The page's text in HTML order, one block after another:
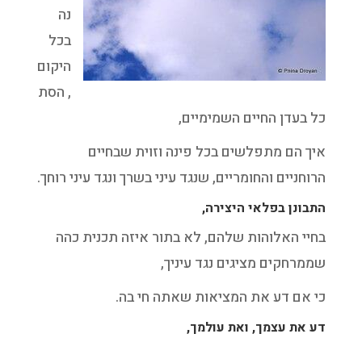
נה
בכל
היקום
, הסת
כל בעדן החיים השמימיים,
איך הם מתפלשים בכל פינה וזוית שבחיים
הרוחניים והחומריים, שנגד עיני בשרך ונגד עיני רוחך.
התבונן בפלאי היצירה,
בחיי האלוהות שלהם, לא בתור איזה תכנית כהה
שממרחקים מציגים נגד עיניך,
כי אם דע את המציאות שאתה חי בה.
דע את עצמך, ואת עולמך,